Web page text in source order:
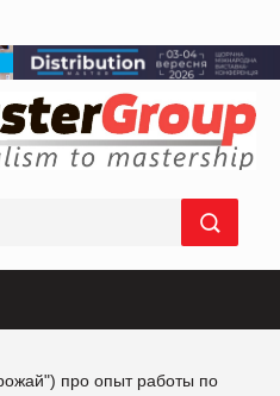
про опыт работы по